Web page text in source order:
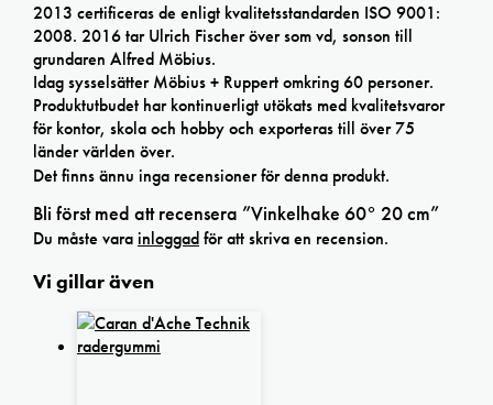
2013 certificeras de enligt kvalitetsstandarden ISO 9001:
2008. 2016 tar Ulrich Fischer över som vd, sonson till
grundaren Alfred Möbius.
Idag sysselsätter Möbius + Ruppert omkring 60 personer.
Produktutbudet har kontinuerligt utökats med kvalitetsvaror
för kontor, skola och hobby och exporteras till över 75
länder världen över.
Det finns ännu inga recensioner för denna produkt.
Bli först med att recensera ”Vinkelhake 60° 20 cm”
Du måste varainloggadför att skriva en recension.
Vi gillar även